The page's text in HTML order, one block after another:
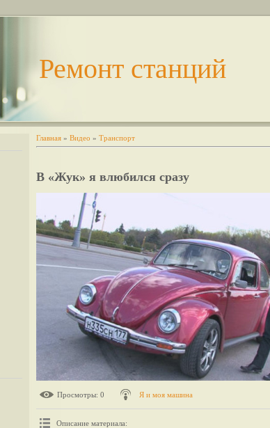
Ремонт станций
Главная » Видео » Транспорт
В «Жук» я влюбился сразу
Просмотры: 0 Я и моя машина
Описание материала: